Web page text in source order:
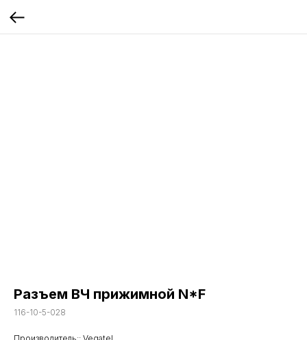
Разъем ВЧ прижимной N*F
116-10-5-028